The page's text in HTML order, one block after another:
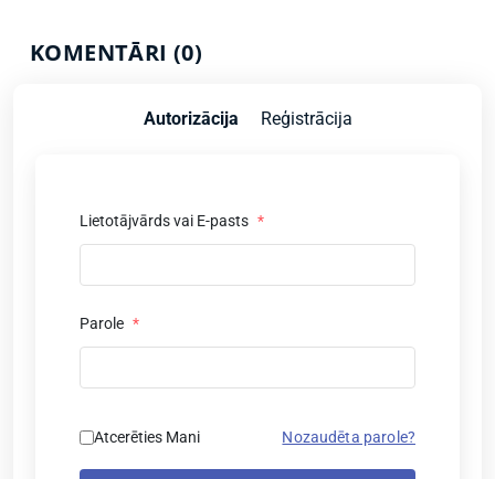
KOMENTĀRI (0)
Autorizācija Reģistrācija
Lietotājvārds vai E-pasts *
Parole *
Atcerēties Mani Nozaudēta parole?